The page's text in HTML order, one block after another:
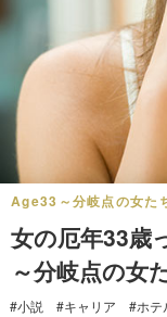
Age33～分岐点の女た
女の厄年33歳
～分岐点の女
#小説 #キャリア #ホテ